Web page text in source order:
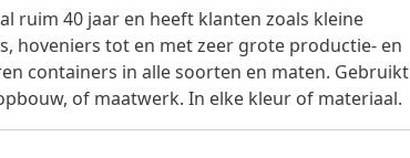
ruim 40 jaar en heeft klanten zoals kleine
hoveniers tot en met zeer grote productie- en
containers in alle soorten en maten. Gebruikt
of maatwerk. In elke kleur of materiaal.